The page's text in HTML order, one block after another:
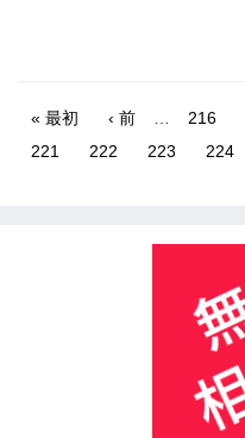
« 最初 ‹ 前 … 216
221
222 223 224